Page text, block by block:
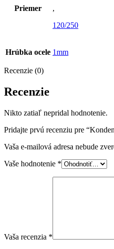
Priemer
,
120/250
Hrúbka ocele 1mm
Recenzie (0)
Recenzie
Nikto zatiaľ nepridal hodnotenie.
Pridajte prvú recenziu pre
Vaša e-mailová adresa nebude
Vaše hodnotenie *
Vaša recenzia *